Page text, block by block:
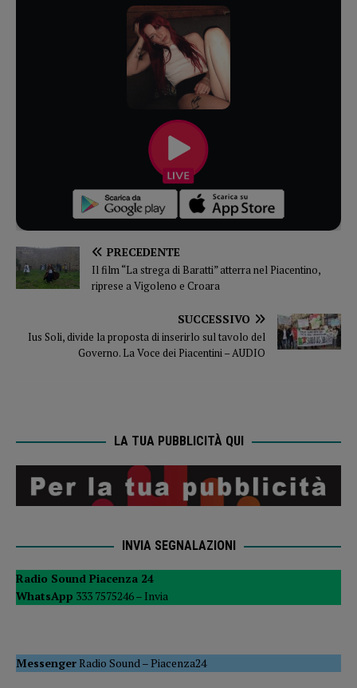
PRECEDENTE
Il film “La strega di Baratti” atterra nel Piacentino,
riprese a Vigoleno e Croara
SUCCESSIVO
Ius Soli, divide la proposta di inserirlo sul tavolo del
Governo. La Voce dei Piacentini – AUDIO
LA TUA PUBBLICITÀ QUI
INVIA SEGNALAZIONI
Radio Sound Piacenza 24
WhatsApp 333 7575246 – Invia
MessengerRadio Sound –Piacenza24